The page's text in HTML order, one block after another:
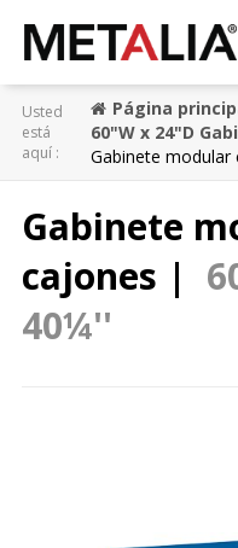
Productos
Galeria
Zona Metalia
Usted
está
aquí :
Página
60"W x 24"D
Gabinete modular
Gabinete
cajones |
40¼''